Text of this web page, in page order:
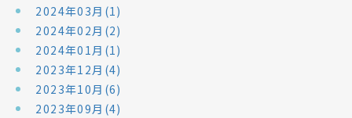
2024年03月(1)
2024年02月(2)
2024年01月(1)
2023年12月(4)
2023年10月(6)
2023年09月(4)